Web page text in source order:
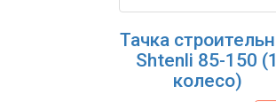
Тачка
Shtenli 85-150 (1
колесо)